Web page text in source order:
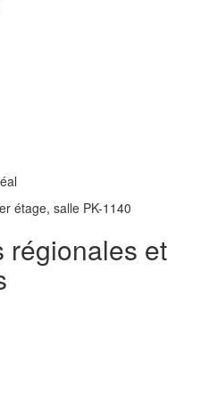
étage, salle PK-1140
régionales et